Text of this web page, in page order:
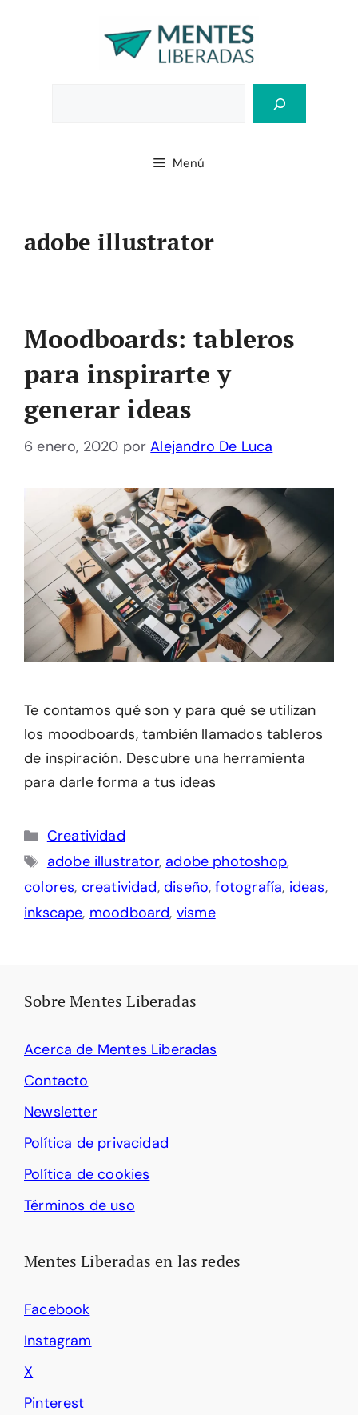
Menú
adobe illustrator
Moodboards: tableros
para inspirarte y
generar ideas
6 enero, 2020 porAlejandro De Luca
Te contamos qué son y para qué se utilizan
los moodboards, también llamados tableros
de inspiración. Descubre una herramienta
para darle forma a tus ideas
Categorías
Creatividad
Etiquetas
adobe illustrator, adobe photoshop,
colores, creatividad, diseño,fotografía, ideas,
inkscape, moodboard, visme
Sobre Mentes Liberadas
Acerca de Mentes Liberadas
Contacto
Newsletter
Política de privacidad
Política de cookies
Términos de uso
Mentes Liberadas en las redes
Facebook
Instagram
X
Pinterest